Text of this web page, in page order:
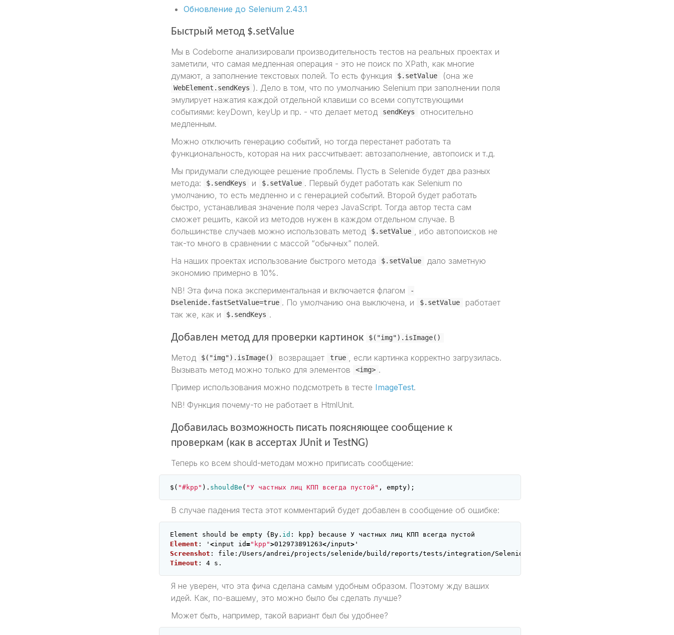
Обновление до Selenium 2.43.1
Быстрый метод $.setValue
Мы в Codeborne анализировали производительность тестов на реальных проектах и
заметили, что самая медленная операция - это не поиск по XPath, как многие
думают, а заполнение текстовых полей. То есть функция
$.setValue (она же
WebElement.sendKeys ). Дело в том, что по умолчанию Selenium при заполнении поля
эмулирует нажатия каждой отдельной клавиши со всеми сопутствующими
событиями: keyDown, keyUp и пр. - что делает метод
sendKeys
относительно
медленным.
Можно отключить генерацию событий, но тогда перестанет работать та
функциональность, которая на них рассчитывает: автозаполнение, автопоиск и т.д.
Мы придумали следующее решение проблемы. Пусть в Selenide будет два разных
метода:
$.sendKeys и $.setValue . Первый будет работать как Selenium по
умолчанию, то есть медленно и с генерацией событий. Второй будет работать
быстро, устанавливая значение поля через JavaScript. Тогда автор теста сам
сможет решить, какой из методов нужен в каждом отдельном случае. В
большинстве случаев можно использовать метод
$.setValue
, ибо автопоисков не
так-то много в сравнении с массой “обычных” полей.
На наших проектах использование быстрого метода
$.setValue
дало заметную
экономию примерно в 10%.
NB! Эта фича пока экспериментальная и включается флагом
-
Dselenide.fastSetValue=true . По умолчанию она выключена, и $.setValue
работает
так же, как и
$.sendKeys .
Добавлен метод для проверки картинок $("img").isImage()
Метод $("img").isImage() возвращает true
, если картинка корректно загрузилась.
Вызывать метод можно только для элементов
<img> .
Пример использования можно подсмотреть в тесте ImageTest.
NB! Функция почему-то не работает в HtmlUnit.
Добавилась возможность писать поясняющее сообщение к
проверкам (как в ассертах JUnit и TestNG)
Теперь ко всем should-методам можно приписать сообщение:
$ ( "#kpp" ). shouldBe ( "У частных лиц КПП всегда пустой" , empty);
В случае падения теста этот комментарий будет добавлен в сообщение об ошибке:
Element should be empty { By. id : kpp } because У частных лиц КПП всегда
пустой
Element : ' <input id="kpp">012973891263</input>'
Screenshot : file : /Users /andrei /projects /selenide / build / reports /tests /integration /SelenideMethodsTest
Timeout : 4 s .
Я не уверен, что эта фича сделана самым удобным образом. Поэтому жду ваших
идей. Как, по-вашему, это можно было бы сделать лучше?
Может быть, например, такой вариант был бы удобнее?